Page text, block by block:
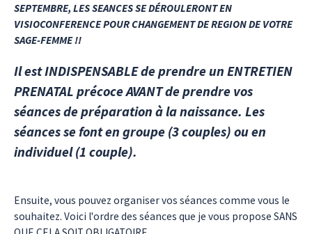
SEPTEMBRE, LES SEANCES SE DÉROULERONT EN
VISIOCONFERENCE POUR CHANGEMENT DE REGION DE VOTRE
SAGE-FEMME !!
Il est INDISPENSABLE de prendre un ENTRETIEN
PRENATAL précoce AVANT de prendre vos
séances de préparation à la naissance. Les
séances se font en groupe (3 couples) ou en
individuel (1 couple).
Ensuite, vous pouvez organiser vos séances comme vous le
souhaitez. Voici l'ordre des séances que je vous propose SANS